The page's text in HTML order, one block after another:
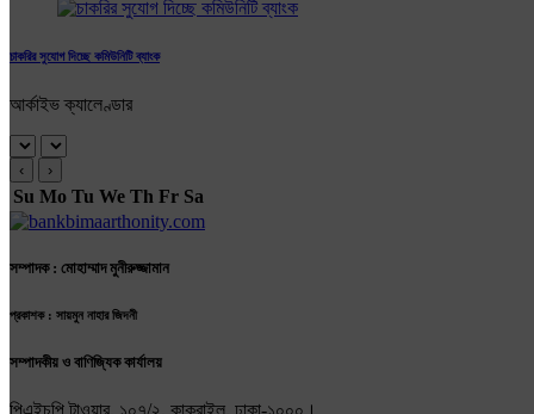
চাকরির সুযোগ দিচ্ছে কমিউনিটি ব্যাংক
আর্কাইভ ক্যালেণ্ডার
‹ ›
Su Mo Tu We Th Fr Sa
সম্পাদক : মোহাম্মাদ মুনীরুজ্জামান
প্রকাশক : সায়মুন নাহার জিদনী
সম্পাদকীয় ও বাণিজ্যিক কার্যালয়
পিএইচপি টাওয়ার, ১০৭/২, কাকরাইল, ঢাকা-১০০০।